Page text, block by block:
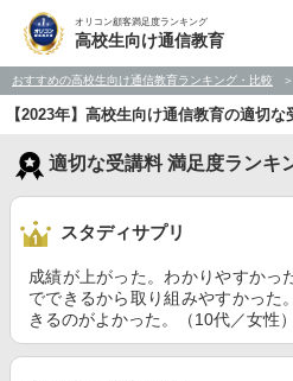
オリコン顧客満足度ランキング
高校生向け通信教育
おすすめの高校生向け通信教育ランキング・比較
【2023年】高校生向け通信教育の適切
適切な受講料 満足度ランキ
スタディサプリ
成績が上がった。わかりやすかっ
でできるから取り組みやすかった
きるのがよかった。（10代／女性）